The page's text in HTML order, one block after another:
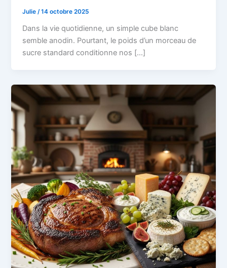
Julie /14 octobre 2025
Dans la vie quotidienne, un simple cube blanc
semble anodin. Pourtant, le poids d’un morceau de
sucre standard conditionne nos […]